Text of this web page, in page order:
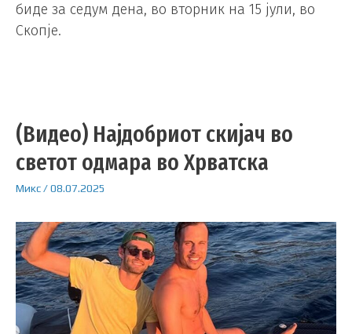
биде за седум дена, во вторник на 15 јули, во
Скопје.
(Видео) Најдобриот скијач во
светот одмара во Хрватска
Микс/08.07.2025